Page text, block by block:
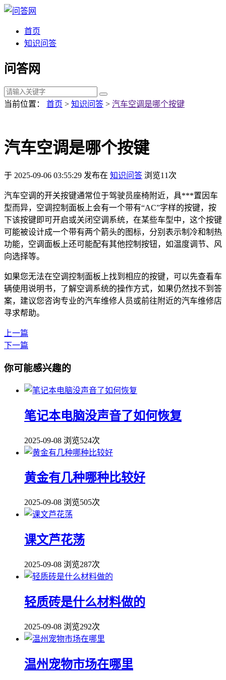
首页
知识问答
问答网
当前位置： 首页 > 知识问答 > 汽车空调是哪个按键
汽车空调是哪个按键
于 2025-09-06 03:55:29 发布在 知识问答 浏览11次
汽车空调的开关按键通常位于驾驶员座椅附近，具***置因车
型而异，空调控制面板上会有一个带有“AC”字样的按键，按
下该按键即可开启或关闭空调系统，在某些车型中，这个按键
可能被设计成一个带有两个箭头的图标，分别表示制冷和制热
功能，空调面板上还可能配有其他控制按钮，如温度调节、风
向选择等。
如果您无法在空调控制面板上找到相应的按键，可以先查看车
辆使用说明书，了解空调系统的操作方式，如果仍然找不到答
案，建议您咨询专业的汽车维修人员或前往附近的汽车维修店
寻求帮助。
上一篇
下一篇
你可能感兴趣的
笔记本电脑没声音了如何恢复
2025-09-08 浏览524次
黄金有几种哪种比较好
2025-09-08 浏览505次
课文芦花荡
2025-09-08 浏览287次
轻质砖是什么材料做的
2025-09-08 浏览292次
温州宠物市场在哪里